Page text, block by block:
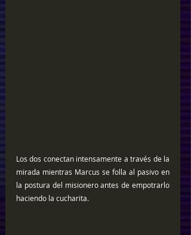
Los dos conectan intensamente a través de la
mirada mientras Marcus se folla al pasivo en
la postura del misionero antes de empotrarlo
haciendo la cucharita.